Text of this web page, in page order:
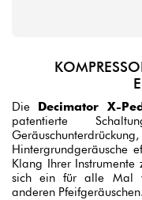
Die Decimator X-
patentierte
Hintergrundgeräusche
Klang Ihrer Instrumente
sich ein für alle Mal
anderen Pfeifgeräuschen.